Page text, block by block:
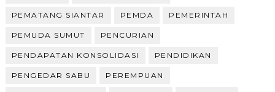
PEMATANG SIANTAR PEMDA PEMERINTAH
PEMUDA SUMUT PENCURIAN
PENDAPATAN KONSOLIDASI PENDIDIKAN
PENGEDAR SABU PEREMPUAN